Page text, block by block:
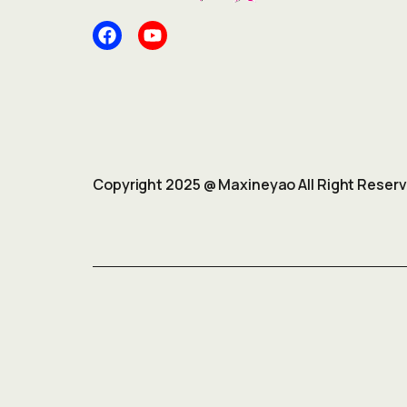
Copyright 2025 @ Maxineyao All Right